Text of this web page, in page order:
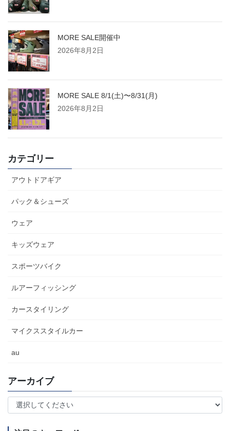
MORE SALE開催中
2026年8月2日
MORE SALE 8/1(土)〜8/31(月)
2026年8月2日
カテゴリー
アウトドアギア
パック＆シューズ
ウェア
キッズウェア
スポーツバイク
ルアーフィッシング
カースタイリング
マイクススタイルカー
au
アーカイブ